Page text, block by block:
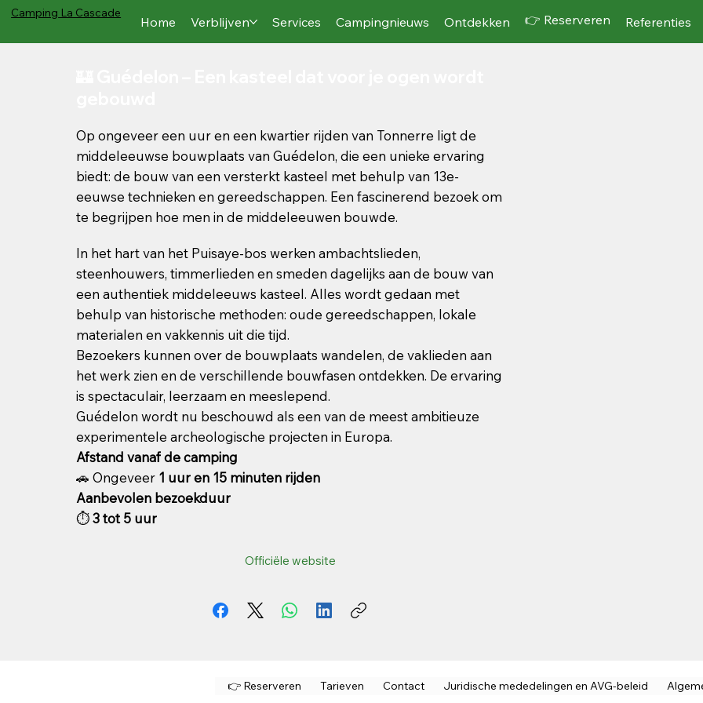
Camping La Cascade
Home Verblijven Services Campingnieuws Ontdekken 👉 Reserveren Referenties
Op ongeveer een uur en een kwartier rijden van Tonnerre ligt de
middeleeuwse bouwplaats van Guédelon, die een unieke ervaring
biedt: de bouw van een versterkt kasteel met behulp van 13e-
eeuwse technieken en gereedschappen. Een fascinerend bezoek om
te begrijpen hoe men in de middeleeuwen bouwde.
In het hart van het Puisaye-bos werken ambachtslieden,
steenhouwers, timmerlieden en smeden dagelijks aan de bouw van
een authentiek middeleeuws kasteel. Alles wordt gedaan met
behulp van historische methoden: oude gereedschappen, lokale
materialen en vakkennis uit die tijd.
Bezoekers kunnen over de bouwplaats wandelen, de vaklieden aan
het werk zien en de verschillende bouwfasen ontdekken. De ervaring
is spectaculair, leerzaam en meeslepend.
Guédelon wordt nu beschouwd als een van de meest ambitieuze
experimentele archeologische projecten in Europa.
Afstand vanaf de camping
🚗 Ongeveer 1 uur en 15 minuten rijden
Aanbevolen bezoekduur
⏱3 tot 5 uur
Officiële website
👉 Reserveren Tarieven Contact Juridische mededelingen en AVG-beleid